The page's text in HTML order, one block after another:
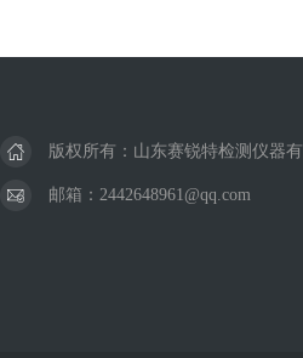
版权所有：山东赛锐特检测仪器有
邮箱：2442648961@qq.com